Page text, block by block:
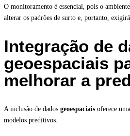
O monitoramento é essencial, pois o
alterar os padrões de surto e, portanto,
Integração de
geoespaciais
melhorar a
A inclusão de dados geoespaciais oferece
modelos preditivos.